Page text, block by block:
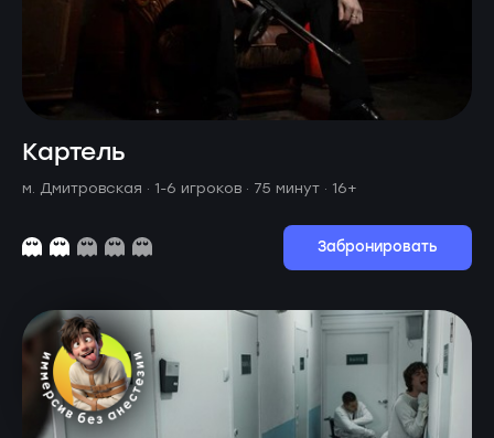
Картель
м. Дмитровская · 1-6 игроков · 75 минут · 16+
Забронировать